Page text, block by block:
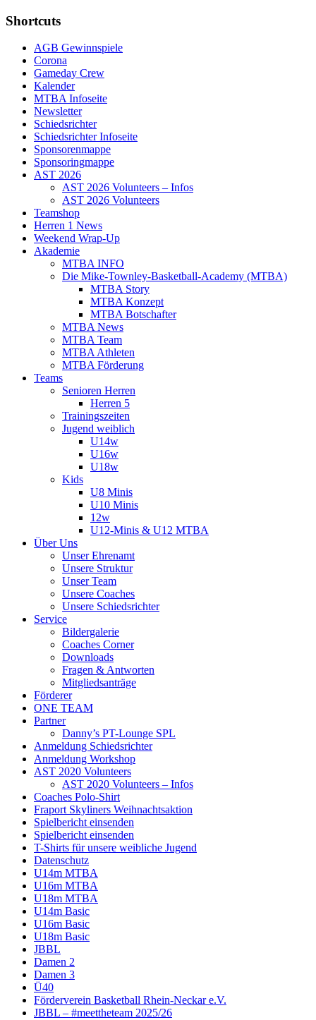
Shortcuts
AGB Gewinnspiele
Corona
Gameday Crew
Kalender
MTBA Infoseite
Newsletter
Schiedsrichter
Schiedsrichter Infoseite
Sponsorenmappe
Sponsoringmappe
AST 2026
AST 2026 Volunteers – Infos
AST 2026 Volunteers
Teamshop
Herren 1 News
Weekend Wrap-Up
Akademie
MTBA INFO
Die Mike-Townley-Basketball-Academy (MTBA)
MTBA Story
MTBA Konzept
MTBA Botschafter
MTBA News
MTBA Team
MTBA Athleten
MTBA Förderung
Teams
Senioren Herren
Herren 5
Trainingszeiten
Jugend weiblich
U14w
U16w
U18w
Kids
U8 Minis
U10 Minis
12w
U12-Minis & U12 MTBA
Über Uns
Unser Ehrenamt
Unsere Struktur
Unser Team
Unsere Coaches
Unsere Schiedsrichter
Service
Bildergalerie
Coaches Corner
Downloads
Fragen & Antworten
Mitgliedsanträge
Förderer
ONE TEAM
Partner
Danny’s PT-Lounge SPL
Anmeldung Schiedsrichter
Anmeldung Workshop
AST 2020 Volunteers
AST 2020 Volunteers – Infos
Coaches Polo-Shirt
Fraport Skyliners Weihnachtsaktion
Spielbericht einsenden
Spielbericht einsenden
T-Shirts für unsere weibliche Jugend
Datenschutz
U14m MTBA
U16m MTBA
U18m MTBA
U14m Basic
U16m Basic
U18m Basic
JBBL
Damen 2
Damen 3
Ü40
Förderverein Basketball Rhein-Neckar e.V.
JBBL – #meettheteam 2025/26